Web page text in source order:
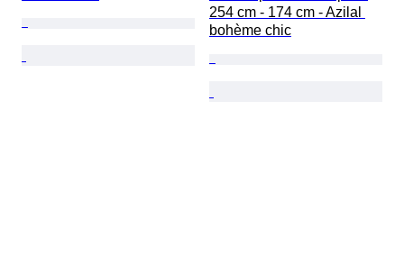
254 cm - 174 cm - Azilal
bohème chic